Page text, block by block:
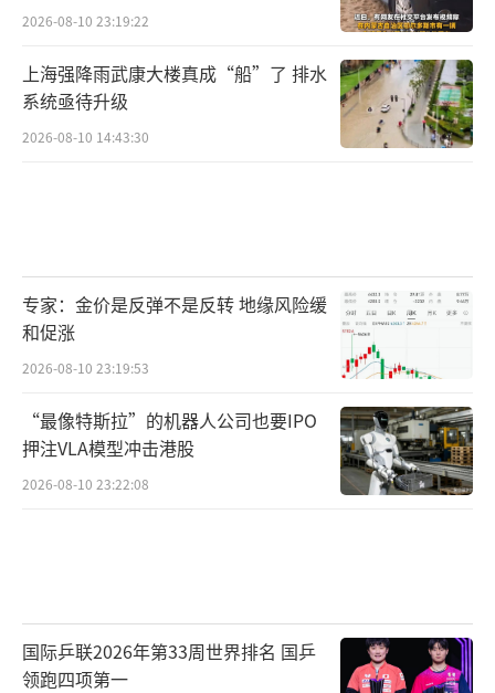
2026-08-10 23:19:22
上海强降雨武康大楼真成“船”了 排水
系统亟待升级
2026-08-10 14:43:30
专家：金价是反弹不是反转 地缘风险缓
和促涨
2026-08-10 23:19:53
“最像特斯拉”的机器人公司也要IPO
押注VLA模型冲击港股
2026-08-10 23:22:08
国际乒联2026年第33周世界排名 国乒
领跑四项第一